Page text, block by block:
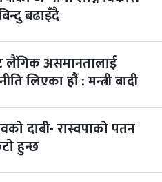
बढाइँदै
लैंगिक असमानतालाई
लिएका हौं : मन्त्री बादी
दाबी- रास्वपाको पतन
हुन्छ